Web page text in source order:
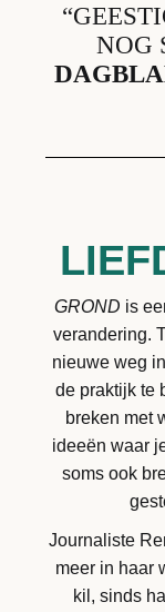
NOG
GROND is
verandering.
nieuwe weg
de praktijk te
breken met
ideeën waar
soms ook
Journaliste
meer in haar
kil, sinds